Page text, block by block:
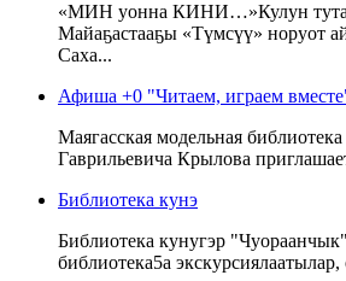
«МИН уонна КИНИ…»Кулун
Майаҕастааҕы «Түмсүү» норуот
Саха...
Афиша +0 "Читаем, играем
Маягасская модельная
Гаврильевича Крылова
Библиотека кунэ
Библиотека кунугэр
библиотека5а